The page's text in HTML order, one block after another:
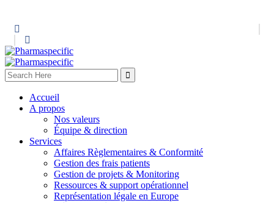
Accueil
A propos
Nos valeurs
Équipe & direction
Services
Affaires Règlementaires & Conformité
Gestion des frais patients
Gestion de projets & Monitoring
Ressources & support opérationnel
Représentation légale en Europe